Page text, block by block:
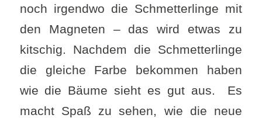
noch irgendwo die Schmetterlinge mit
den Magneten – das wird etwas zu
kitschig. Nachdem die Schmetterlinge
die gleiche Farbe bekommen haben
wie die Bäume sieht es gut aus. Es
macht Spaß zu sehen, wie die neue